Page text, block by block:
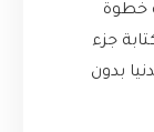
خطوة
جزء
بدون